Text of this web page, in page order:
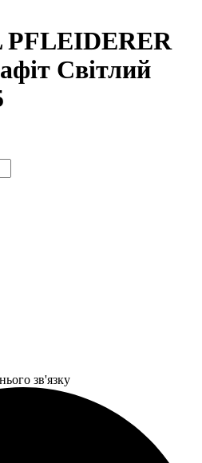
PFLEIDERER
Світлий
зв'язку